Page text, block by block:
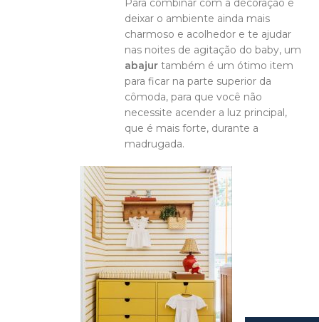
Para combinar com a decoração e
deixar o ambiente ainda mais
charmoso e acolhedor e te ajudar
nas noites de agitação do baby, um
abajur também é um ótimo item
para ficar na parte superior da
cômoda, para que você não
necessite acender a luz principal,
que é mais forte, durante a
madrugada.